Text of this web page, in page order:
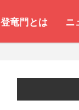
登竜門とは ニ